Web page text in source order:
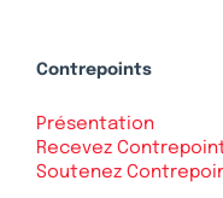
Contrepoints
Présentation
Recevez
Soutenez